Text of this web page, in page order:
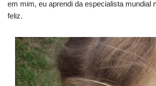
em mim, eu aprendi da especialista mundial
feliz.